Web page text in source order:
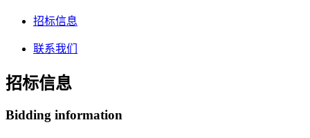
招标信息
联系我们
招标信息
Bidding information